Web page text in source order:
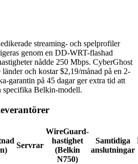
streaming- och spelprofiler
genom en DD-WRT-flashad
nådde 250 Mbps. CyberGhost
och kostar $2,19/månad på en 2-
garantin på 45 dagar ger extra tid att
specifika Belkin-modell.
Servrar
WireGuard-
hastighet
(Belkin
N750)
Samtidiga
anslutningar